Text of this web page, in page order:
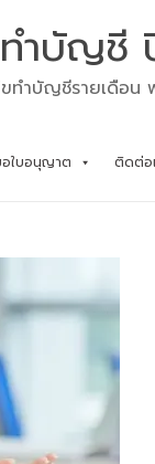
ำบัญชี
ทำบัญชีรายเดือ
อใบอนุญาต ติดต่อ